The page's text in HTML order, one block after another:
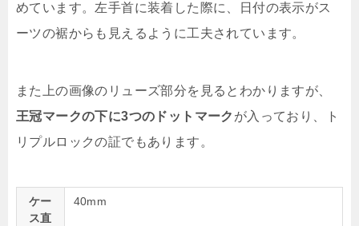
めています。左手首に装着した際に、日付の表示がス
ーツの裾からも見えるように工夫されています。
また上の画像のリューズ部分を見るとわかりますが、
王冠マークの下に3つのドットマーク が入っており、ト
リプルロックの証でもあります。
ケー
ス直
40mm